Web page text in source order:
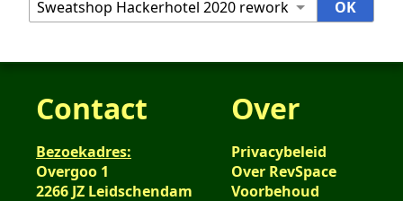
Contact
Bezoekadres:
Overgoo 1
2266 JZ Leidschendam
Over
Privacybeleid
Over RevSpace
Voorbehoud